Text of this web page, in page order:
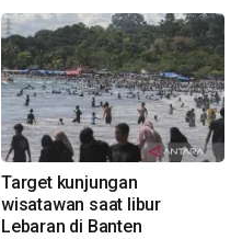
Target kunjungan
wisatawan saat libur
Lebaran di Banten